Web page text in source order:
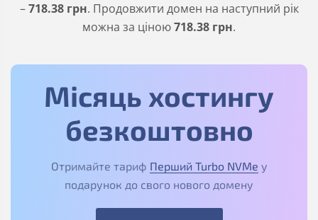
–718.38грн. Продовжити домен на наступний рік
можна за ціною718.38 грн.
Місяць хостингу
безкоштовно
Отримайте тариф Перший Turbo NVMe у
подарунок до свого нового домену